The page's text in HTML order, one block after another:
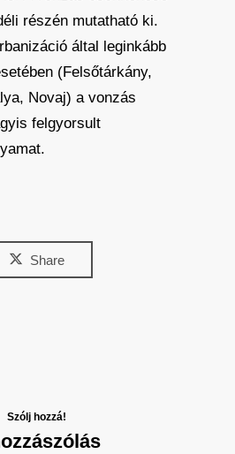
részén mutatható ki.
által leginkább
(Felsőtárkány,
Novaj) a vonzás
felgyorsult
Share
Szólj hozzá!